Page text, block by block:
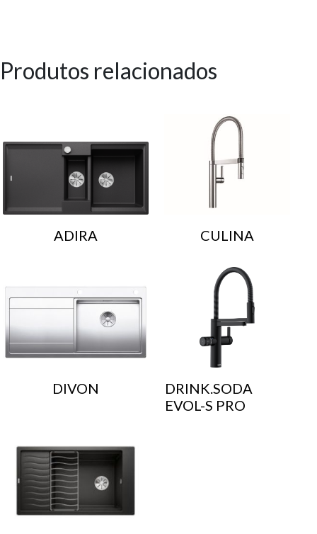
Produtos relacionados
ADIRA CULINA
DIVON
DRINK.SODA
EVOL-S PRO